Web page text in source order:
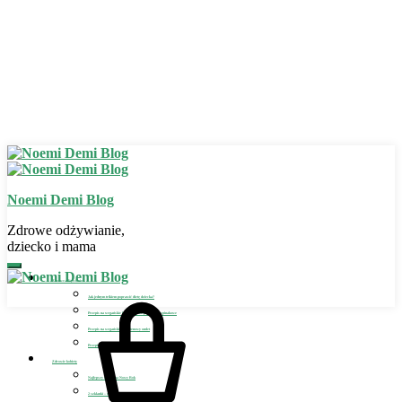
Noemi Demi Blog
Zdrowe odżywianie,
dziecko i mama
Zdrowe odżywianie
Jak jednym trikiem poprawić dietę dziecka?
Przepis na wegańskie bezglutenowe placuszki szpinakowe
Przepis na wegański bezglutenowy omlet
Przepis na wegańskie lody dla dziecka
Zdrowie kobiety
Najlepszy detoks na Nowy Rok
2 szklanki – sposób na detoks i odchudzanie